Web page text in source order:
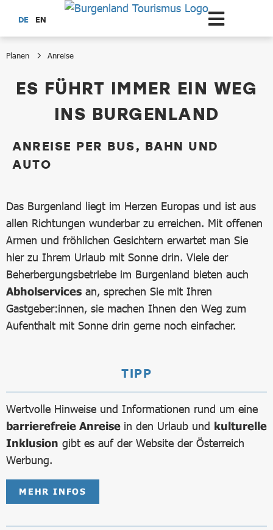
Zum Hauptinhalt springen
DE EN
Planen Anreise
AnreiseES FÜHRT IMMER EIN WEG
INS BURGENLAND
ANREISE PER BUS, BAHN UND
AUTO
Das Burgenland liegt im Herzen Europas und ist aus
allen Richtungen wunderbar zu erreichen. Mit offenen
Armen und fröhlichen Gesichtern erwartet man Sie
hier zu Ihrem Urlaub mit Sonne drin. Viele der
Beherbergungsbetriebe im Burgenland bieten auch
Abholservices an, sprechen Sie mit Ihren
Gastgeber:innen, sie machen Ihnen den Weg zum
Aufenthalt mit Sonne drin gerne noch einfacher.
TIPP
Wertvolle Hinweise und Informationen rund um eine
barrierefreie Anreise in den Urlaub und kulturelle
Inklusion gibt es auf der Website der Österreich
Werbung.
MEHR INFOS